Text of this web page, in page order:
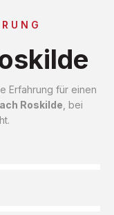
Erfahrung für einen
Roskilde , bei